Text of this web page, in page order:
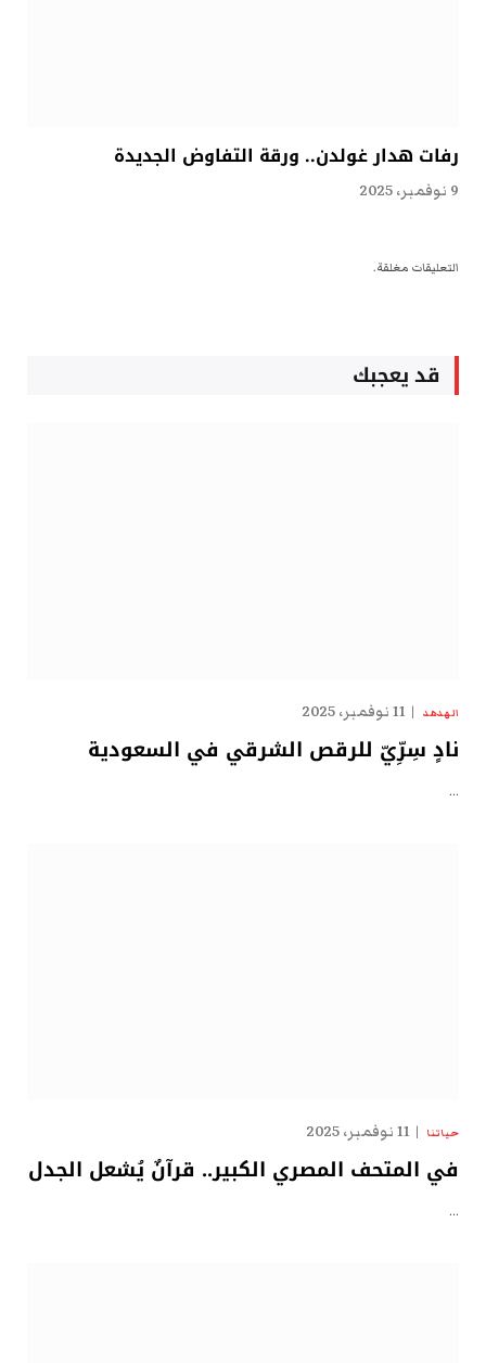
رفات هدار غولدن.. ورقة التفاوض الجديدة
9 نوفمبر، 2025
التعليقات مغلقة.
قد يعجبك
الهدهد 11 نوفمبر، 2025
نادٍ سِرِّيّ للرقص الشرقي في السعودية
…
حياتنا 11 نوفمبر، 2025
في المتحف المصري الكبير.. قرآنٌ يُشعل الجدل
…